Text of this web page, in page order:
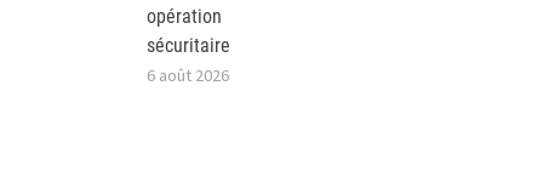
opération
sécuritaire
6 août 2026